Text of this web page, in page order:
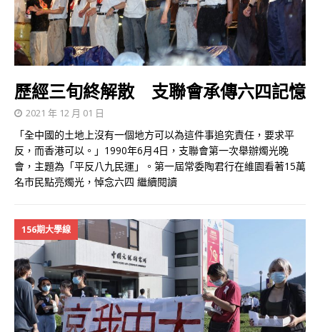
歷經三旬終解散 支聯會承傳六四記憶
2021 年 12 月 01 日
「全中國的土地上沒有一個地方可以為這件事追究責任，要求平
反，而香港可以。」1990年6月4日，支聯會第一次舉辦燭光晚
會，主題為「平反八九民運」。第一屆常委陶君行在維園看著15萬
名市民點亮燭光，悼念六四 繼續閱讀
156期大學線